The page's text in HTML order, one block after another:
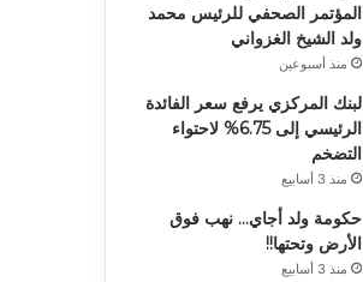
المؤتمر الصحفي للرئيس محمد
ولد الشيخ الغزواني
منذ أسبوعين
لبنك المركزي يرفع سعر الفائدة
الرئيسي إلى 6.75% لاحتواء
التضخم
منذ 3 أسابيع
حكومة ولد أجاي… نهب فوق
الأرض وتحتها!!
منذ 3 أسابيع